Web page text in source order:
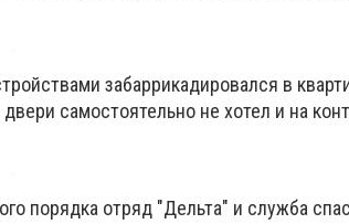
забаррикадировался в
самостоятельно не хотел и на
порядка отряд "Дельта" и служба